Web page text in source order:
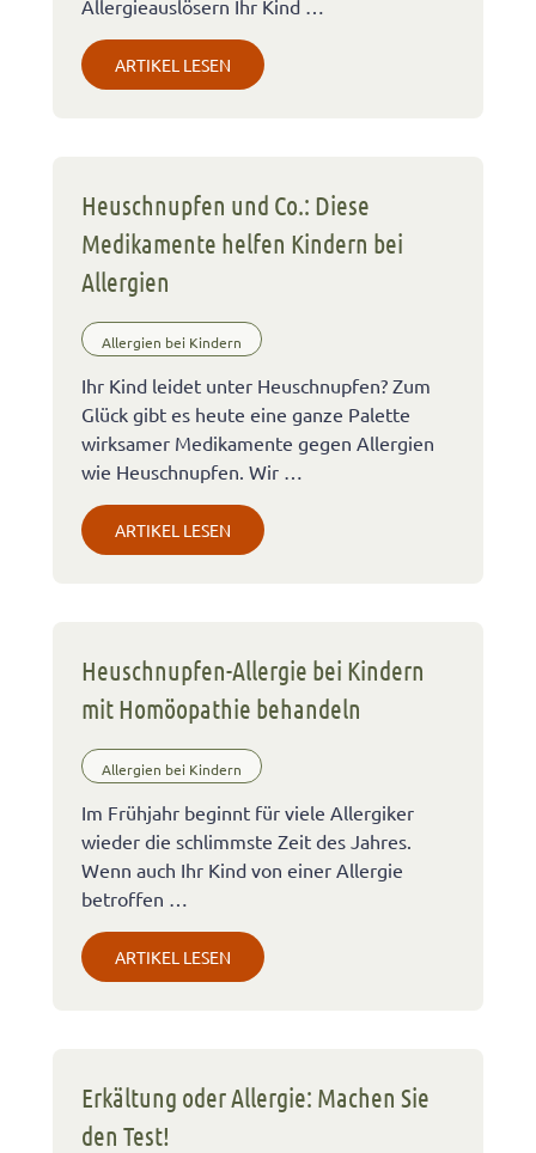
Allergieauslösern Ihr Kind …
ARTIKEL LESEN
Heuschnupfen und Co.: Diese
Medikamente helfen Kindern bei
Allergien
Allergien bei Kindern
Ihr Kind leidet unter Heuschnupfen? Zum
Glück gibt es heute eine ganze Palette
wirksamer Medikamente gegen Allergien
wie Heuschnupfen. Wir …
ARTIKEL LESEN
Heuschnupfen-Allergie bei Kindern
mit Homöopathie behandeln
Allergien bei Kindern
Im Frühjahr beginnt für viele Allergiker
wieder die schlimmste Zeit des Jahres.
Wenn auch Ihr Kind von einer Allergie
betroffen …
ARTIKEL LESEN
Erkältung oder Allergie: Machen Sie
den Test!